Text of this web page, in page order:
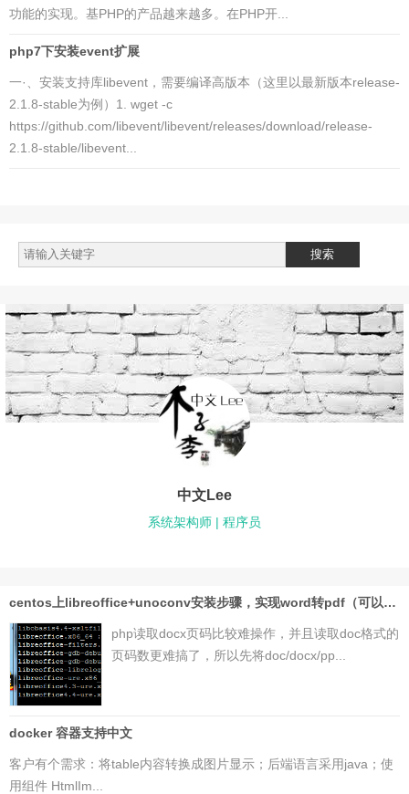
功能的实现。基PHP的产品越来越多。在PHP开...
php7下安装event扩展
一·、安装支持库libevent，需要编译高版本（这里以最新版本release-
2.1.8-stable为例）1. wget -c
https://github.com/libevent/libevent/releases/download/release-
2.1.8-stable/libevent...
中文Lee
系统架构师 | 程序员
centos上libreoffice+unoconv安装步骤，实现word转pdf（可以php读取pdf页码）
php读取docx页码比较难操作，并且读取doc格式的
页码数更难搞了，所以先将doc/docx/pp...
docker 容器支持中文
客户有个需求：将table内容转换成图片显示；后端语言采用java；使
用组件 HtmlIm...